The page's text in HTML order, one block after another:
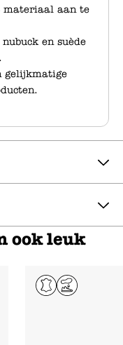
materiaal aan te
en suède
gelijkmatige
ook leuk